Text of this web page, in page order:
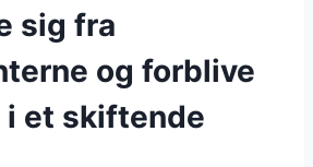
sig fra
og forblive
i et skiftende